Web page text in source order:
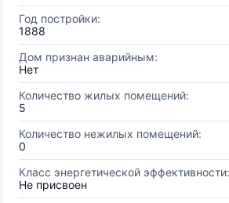
Год постройки:
1888
Дом признан аварийным:
Нет
Количество жилых помещений:
5
Количество нежилых помещений:
0
Класс энергетической эффективности:
Не присвоен